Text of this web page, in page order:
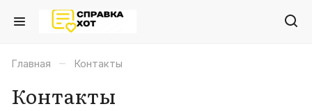
Главная – Контакты
Контакты